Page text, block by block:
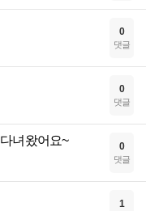
0
댓글
0
댓글
녀왔어요~ 0
댓글
1